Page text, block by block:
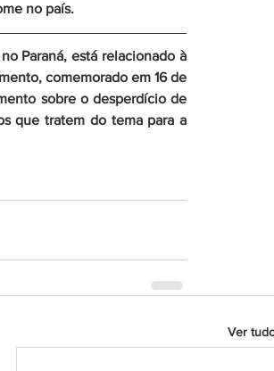
no país.
Paraná, está relacionado à
comemorado em 16 de
sobre o desperdício de
que tratem do tema para a
Ver